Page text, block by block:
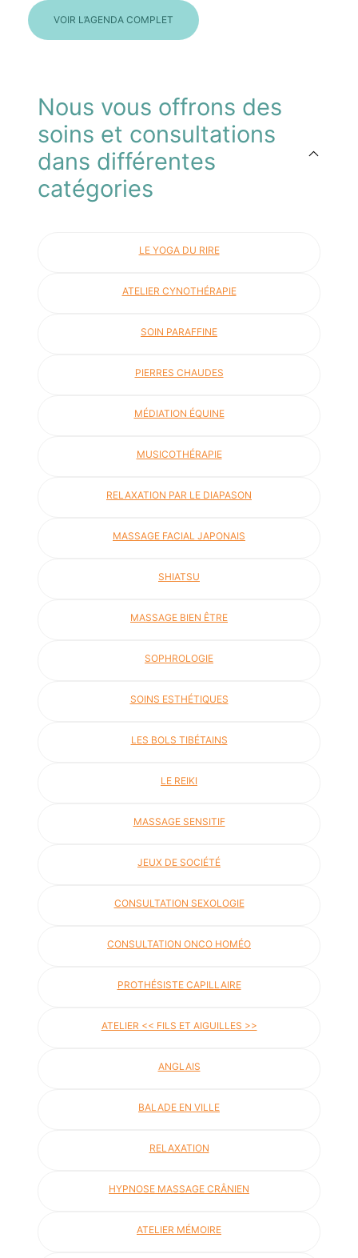
VOIR L’AGENDA COMPLET
Nous vous offrons des
soins et consultations
dans différentes
catégories
LE YOGA DU RIRE
ATELIER CYNOTHÉRAPIE
SOIN PARAFFINE
PIERRES CHAUDES
MÉDIATION ÉQUINE
MUSICOTHÉRAPIE
RELAXATION PAR LE DIAPASON
MASSAGE FACIAL JAPONAIS
SHIATSU
MASSAGE BIEN ÊTRE
SOPHROLOGIE
SOINS ESTHÉTIQUES
LES BOLS TIBÉTAINS
LE REIKI
MASSAGE SENSITIF
JEUX DE SOCIÉTÉ
CONSULTATION SEXOLOGIE
CONSULTATION ONCO HOMÉO
PROTHÉSISTE CAPILLAIRE
ATELIER << FILS ET AIGUILLES >>
ANGLAIS
BALADE EN VILLE
RELAXATION
HYPNOSE MASSAGE CRÂNIEN
ATELIER MÉMOIRE